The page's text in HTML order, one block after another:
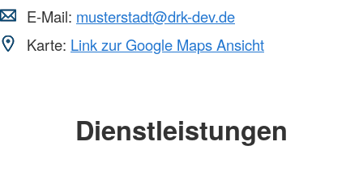
E-Mail: musterstadt@drk-dev.de
Karte: Link zur Google Maps Ansicht
Dienstleistungen